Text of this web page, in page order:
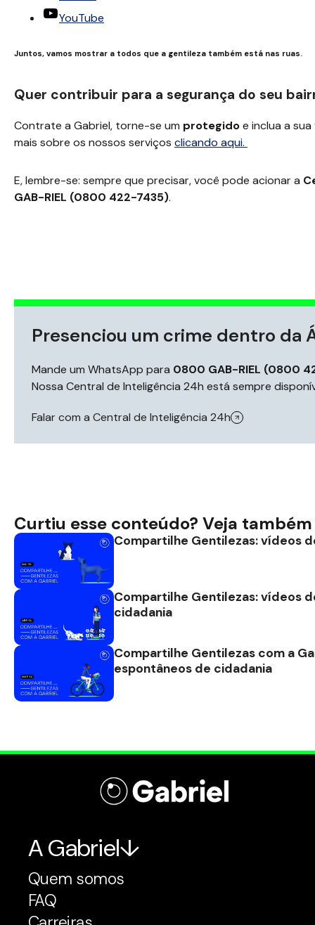
YouTube
Juntos, vamos mostrar a todos que a gentileza também está nas ruas.
Quer contribuir para a segurança do seu
Contrate a Gabriel, torne-se um protegidoe inclua a
mais sobre os nossos serviços clicando aqui.
E, lembre-se: sempre que precisar, você pode acionar a
GAB-RIEL (0800 422-7435).
Presenciou um crime dentro da
Mande um WhatsApp para 0800 GAB-RIEL (0800
Nossa Central de Inteligência 24h está sempre
Falar com a Central de Inteligência 24h
Curtiu esse conteúdo? Veja
Compartilhe Gentilezas: vídeos
Compartilhe Gentilezas: vídeos
cidadania
Compartilhe Gentilezas com a
espontâneos de cidadania
A Gabriel
Quem somos
FAQ